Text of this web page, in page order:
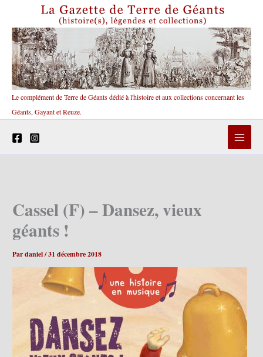
contenu
Le complément de Terre de Géants dédié à l'histoire et aux collections concernant les
Géants, Gayant et Reuze.
Cassel (F) – Dansez, vieux
géants !
Pardaniel/31 décembre 2018